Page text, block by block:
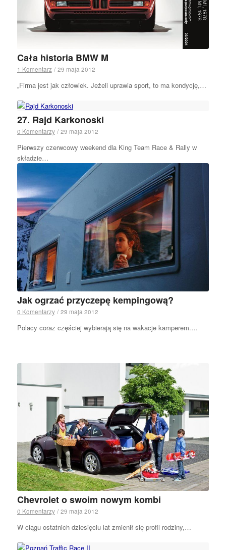
Cała historia BMW M
1 Komentarz / 29 maja 2012
„Firma jest jak człowiek. Jeżeli uprawia sport, to ma kondycję,…
27. Rajd Karkonoski
0 Komentarzy / 29 maja 2012
Pierwszy czerwcowy weekend dla King Team Race & Rally w
składzie…
Jak ogrzać przyczepę kempingową?
0 Komentarzy / 29 maja 2012
Polacy coraz częściej wybierają się na wakacje kamperem.…
Chevrolet o swoim nowym kombi
0 Komentarzy / 29 maja 2012
W ciągu ostatnich dziesięciu lat zmienił się profil rodziny,…